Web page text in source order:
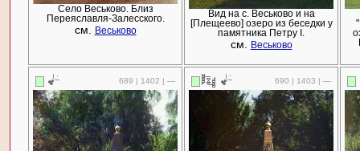
Село Веськово. Близ
Переяславля-Залесского.
см. Веськово
Вид на с. Веськово и на
[Плещеево] озеро из беседки у
памятника Петру I.
см. Веськово
689 | 1402 | — 690 | 1403 | —